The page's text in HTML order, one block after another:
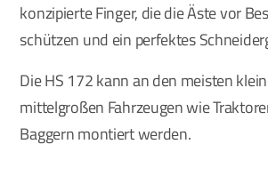
konzipierte Finger, die die Äste vor
schützen und ein perfektes
Die HS 172 kann an den meisten
mittelgroßen Fahrzeugen wie
Baggern montiert werden.